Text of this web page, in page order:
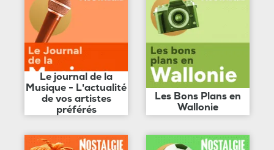
Le journal de la
Musique - L'actualité
de vos artistes
préférés
Les Bons Plans en
Wallonie